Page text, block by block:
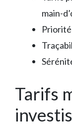
main-
Tarifs